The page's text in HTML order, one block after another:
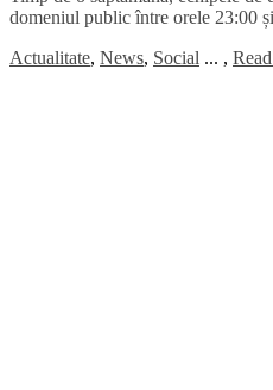
domeniul public între orele 23:00
Actualitate, News, Social ... ,